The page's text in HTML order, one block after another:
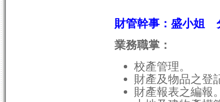
財管幹事：盛小姐
業務職掌：
校產管理。
財產及物品之登
財產報表之編報